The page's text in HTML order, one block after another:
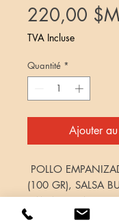
220,00
TVA Incluse
Quantité *
Ajouter
POLLO
(100 GR), SALSA
ZANAHORIA, COL